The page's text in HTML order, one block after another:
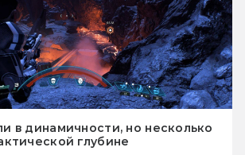
в динамичности, но несколько
глубине